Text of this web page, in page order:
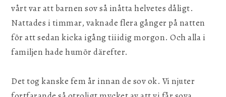
vårt var att barnen sov så inåtta helvetes dåligt.
Nattades i timmar, vaknade flera gånger på natten
för att sedan kicka igång tiiidig morgon. Och alla i
familjen hade humör därefter.
Det tog kanske fem år innan de sov ok. Vi njuter